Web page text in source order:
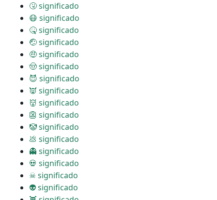
🤧 significado
😷 significado
🤒 significado
🤕 significado
🤑 significado
🤠 significado
😈 significado
👿 significado
👹 significado
👺 significado
🤡 significado
💩 significado
👻 significado
💀 significado
☠ significado
👽 significado